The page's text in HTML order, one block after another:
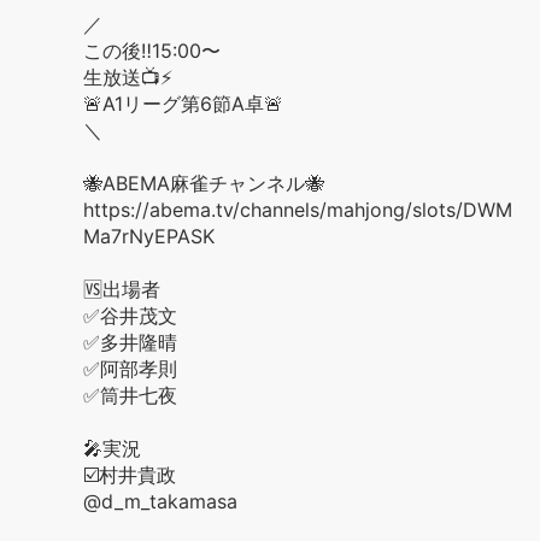
／
この後‼️15:00〜
生放送📺⚡️
🚨A1リーグ第6節A卓🚨
＼
🐝ABEMA麻雀チャンネル🐝
https://abema.tv/channels/mahjong/slots/DWM
Ma7rNyEPASK
🆚出場者
✅谷井茂文
✅多井隆晴
✅阿部孝則
✅筒井七夜
🎤実況
☑️村井貴政
@d_m_takamasa